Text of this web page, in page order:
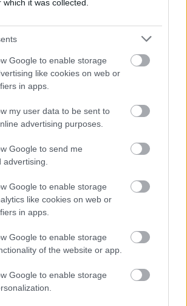
which it was collected.
Google to enable storage
like cookies on web or
in apps.
my user data to be sent to
advertising purposes.
Google to send me
Google to enable storage
like cookies on web or
in apps.
Google to enable storage
of the website or app.
Google to enable storage
arra kérték a rajongói
ők is egy esetleges
játék, egy olyan világ, egy olyan IP,
elkötelezettek vagyunk és alig
veletek is megoszthassuk."
a Project Fantasy kapcsán.
az, hogy kivételesen nehéz
vezetőségét, mert nem hangzik
online fókuszú fantasy projekt,
stúdiók mint a Quantic Dream is
egy Spellcaster Chroniclesön. Az IO
olyan projektek támogatásával
& Lynch sorozat.